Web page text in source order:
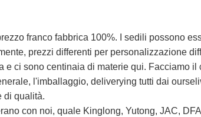
franco fabbrica 100%. I sedili possono
prezzi differenti per personalizzazione
e ci sono centinaia di materie qui. Facciamo il
l'imballaggio, deliverying tutti dai
di qualità.
con noi, quale Kinglong, Yutong, JAC,